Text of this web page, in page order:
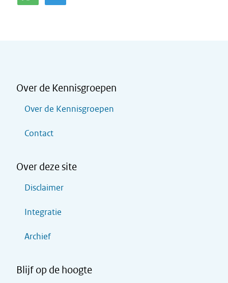
Over de Kennisgroepen
Over de Kennisgroepen
Contact
Over deze site
Disclaimer
Integratie
Archief
Blijf op de hoogte